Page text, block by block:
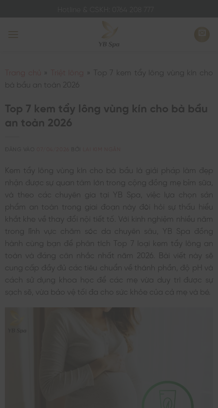
» » Top 7 kem tẩy lông vùng kín cho
bà bầu an toàn 2026
Top 7 kem tẩy lông vùng kín cho bà bầu
an toàn 2026
Kem tẩy lông vùng kín cho bà bầu là giải pháp làm đẹp
nhận được sự quan tâm lớn trong cộng đồng mẹ bỉm sữa,
và theo các chuyên gia tại YB Spa, việc lựa chọn sản
phẩm an toàn trong giai đoạn này đòi hỏi sự thấu hiểu
khắt khe về thay đổi nội tiết tố. Với kinh nghiệm nhiều năm
trong lĩnh vực chăm sóc da chuyên sâu, YB Spa đồng
hành cùng bạn để phân tích Top 7 loại kem tẩy lông an
toàn và đáng cân nhắc nhất năm 2026. Bài viết này sẽ
cung cấp đầy đủ các tiêu chuẩn về thành phần, độ pH và
cách sử dụng khoa học để các mẹ vừa duy trì được sự
sạch sẽ, vừa bảo vệ tối đa cho sức khỏe của cả mẹ và bé.